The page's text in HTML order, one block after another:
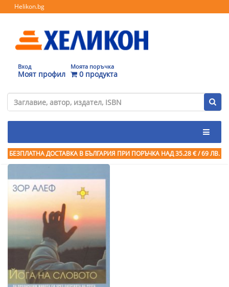
Helikon.bg
Вход
Моят профил
Моята поръчка
0 продукта
БЕЗПЛАТНА ДОСТАВКА В БЪЛГАРИЯ ПРИ ПОРЪЧКА НАД 35.28 € / 69 ЛВ.